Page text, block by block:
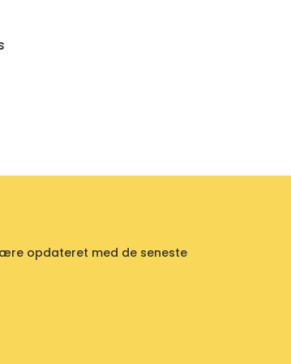
opdateret med de seneste